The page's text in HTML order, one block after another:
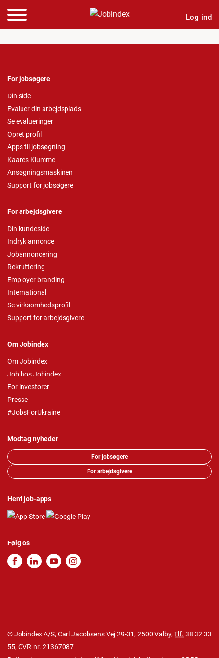
Log ind
For jobsøgere
Din side
Evaluer din arbejdsplads
Se evalueringer
Opret profil
Apps til jobsøgning
Kaares Klumme
Ansøgningsmaskinen
Support for jobsøgere
For arbejdsgivere
Din kundeside
Indryk annonce
Jobannoncering
Rekruttering
Employer branding
International
Se virksomhedsprofil
Support for arbejdsgivere
Om Jobindex
Om Jobindex
Job hos Jobindex
For investorer
Presse
#JobsForUkraine
Modtag nyheder
For jobsøgere
For arbejdsgivere
Hent job-apps
Følg os
© Jobindex A/S, Carl Jacobsens Vej 29-31, 2500 Valby, Tlf. 38 32 33
55, CVR-nr. 21367087